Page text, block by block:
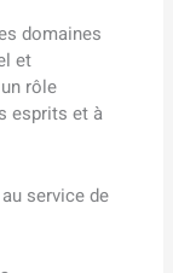
domaines
et
rôle
esprits et à
service de